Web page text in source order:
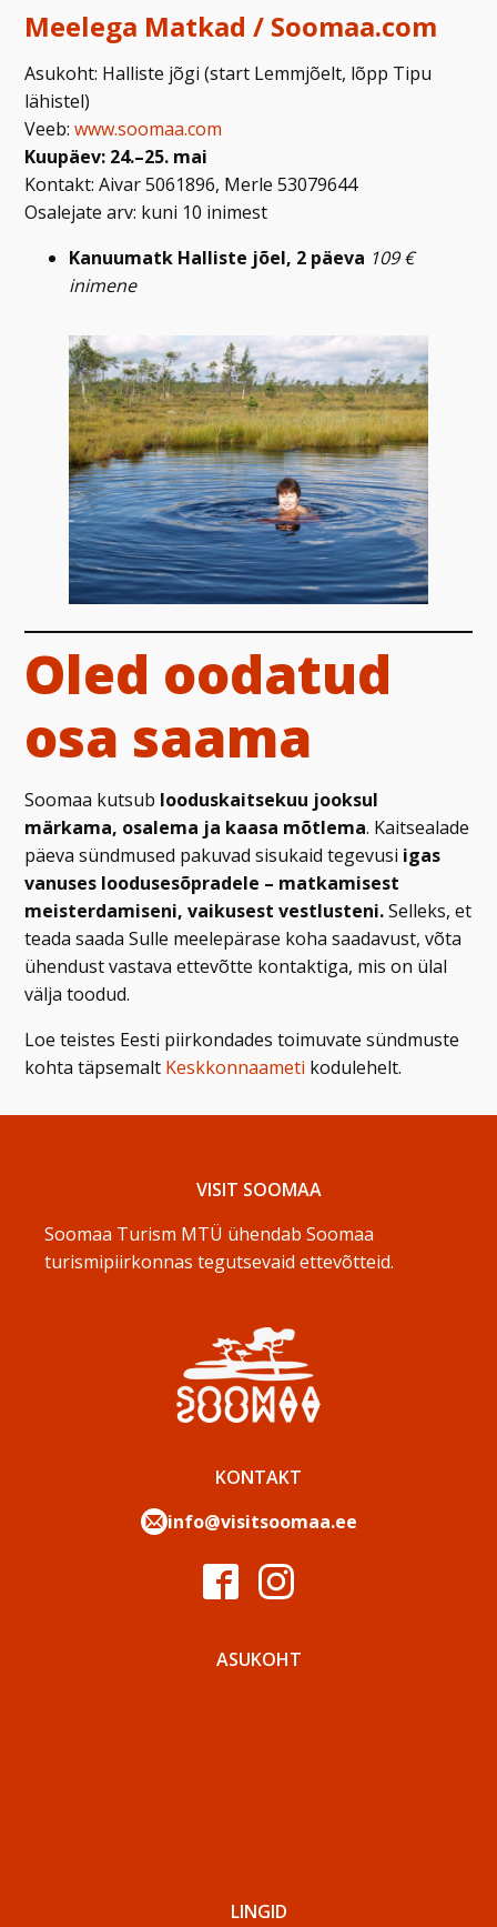
Meelega Matkad / Soomaa.com
Asukoht: Halliste jõgi (start Lemmjõelt, lõpp Tipu
lähistel)
Veeb:www.soomaa.com
Kuupäev: 24.–25. mai
Kontakt: Aivar 5061896, Merle 53079644
Osalejate arv: kuni 10 inimest
Kanuumatk Halliste jõel, 2 päeva 109 €
inimene
Oled oodatud
osa saama
Soomaa kutsub looduskaitsekuu jooksul
märkama, osalema ja kaasa mõtlema. Kaitsealade
päeva sündmused pakuvad sisukaid tegevusi igas
vanuses loodusesõpradele – matkamisest
meisterdamiseni, vaikusest vestlusteni.Selleks, et
teada saada Sulle meelepärase koha saadavust, võta
ühendust vastava ettevõtte kontaktiga, mis on ülal
välja toodud.
Loe teistes Eesti piirkondades toimuvate sündmuste
kohta täpsemalt Keskkonnaameti kodulehelt.
VISIT SOOMAA
Soomaa Turism MTÜ ühendab Soomaa
turismipiirkonnas tegutsevaid ettevõtteid.
KONTAKT
info@visitsoomaa.ee
ASUKOHT
LINGID